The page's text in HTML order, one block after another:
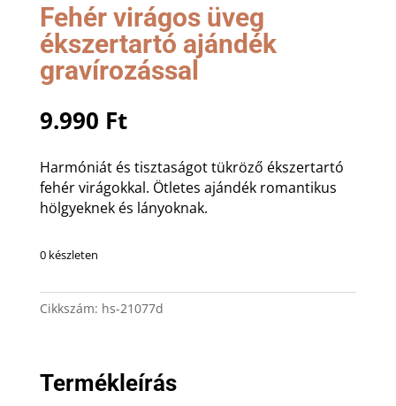
Fehér virágos üveg
ékszertartó ajándék
gravírozással
9.990 Ft
Harmóniát és tisztaságot tükröző ékszertartó
fehér virágokkal. Ötletes ajándék romantikus
hölgyeknek és lányoknak.
0 készleten
Cikkszám: hs-21077d
Termékleírás